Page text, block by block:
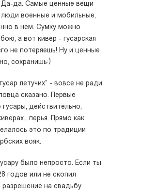
Да-да. Самые ценные вещи
люди военные и мобильные,
в нем. Сумку можно
а вот кивер - гусарская
не потеряешь! Ну и ценные
сохранишь:)
летучих” - вовсе не ради
сказано. Первые
гусары, действительно,
перья. Прямо как
это по традиции
вояк.
было непросто. Если ты
годов или не скопил
разрешение на свадьбу